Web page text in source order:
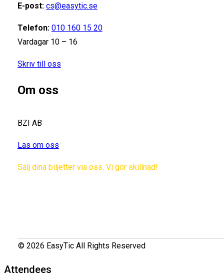
E-post: cs@easytic.se
Telefon: 010 160 15 20
Vardagar 10 – 16
Skriv till oss
Om oss
BZI AB
Läs om oss
Sälj dina biljetter via oss. Vi gör skillnad!
© 2026 EasyTic All Rights Reserved
Attendees